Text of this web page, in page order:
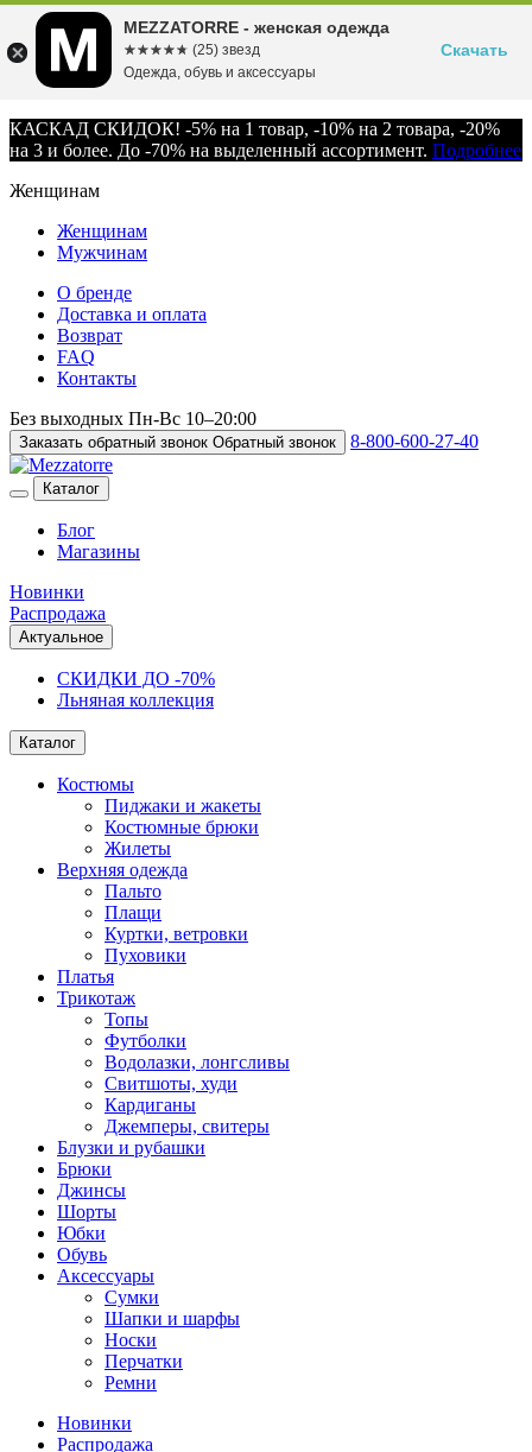
КАСКАД СКИДОК! -5% на 1 товар, -10% на 2 товара, -20%
на 3 и более. До -70% на выделенный ассортимент. Подробнее
Женщинам
Женщинам
Мужчинам
О бренде
Доставка и оплата
Возврат
FAQ
Контакты
Без выходных Пн-Вс 10–20:00
Заказать обратный звонок Обратный звонок 8-800-600-27-40
Каталог
Блог
Магазины
Новинки
Распродажа
Актуальное
СКИДКИ ДО -70%
Льняная коллекция
Каталог
Костюмы
Пиджаки и жакеты
Костюмные брюки
Жилеты
Верхняя одежда
Пальто
Плащи
Куртки, ветровки
Пуховики
Платья
Трикотаж
Топы
Футболки
Водолазки, лонгсливы
Свитшоты, худи
Кардиганы
Джемперы, свитеры
Блузки и рубашки
Брюки
Джинсы
Шорты
Юбки
Обувь
Аксессуары
Сумки
Шапки и шарфы
Носки
Перчатки
Ремни
Новинки
Распродажа
MEZZATORRE - женская одежда
☆☆☆☆☆
★★★★★ (25) звезд
Одежда, обувь и аксессуары
Скачать